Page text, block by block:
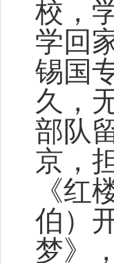
校，
学回
锡国
久，
部队
京，
《
伯）
梦》